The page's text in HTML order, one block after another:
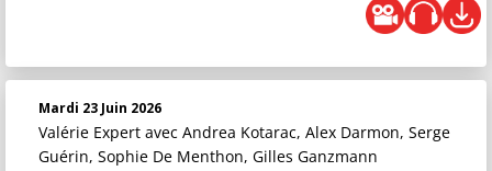
Mardi 23 Juin 2026
Valérie Expert avec Andrea Kotarac, Alex Darmon, Serge
Guérin, Sophie De Menthon, Gilles Ganzmann